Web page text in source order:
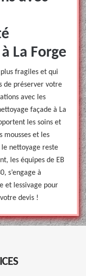
La Forge
fragiles et qui
de préserver votre
avec les
façade à La
les soins et
mousses et les
nettoyage reste
les équipes de EB
s’engage à
et lessivage pour
devis !